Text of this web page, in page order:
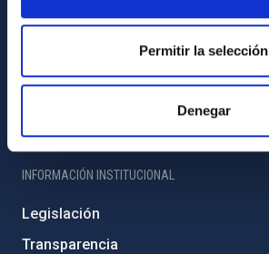
Permitir la selección
Denegar
INFORMACIÓN INSTITUCIONAL
Legislación
Transparencia